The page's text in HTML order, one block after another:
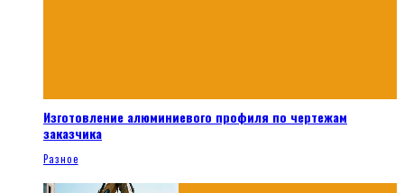
Изготовление алюминиевого профиля по чертежам
заказчика
Разное